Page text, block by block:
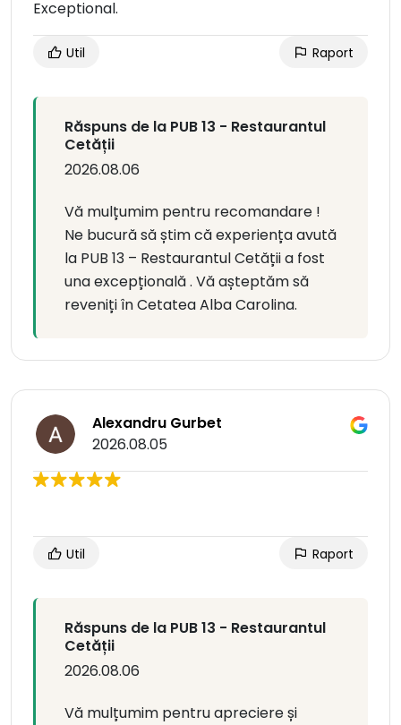
Exceptional.
Util Raport
Răspuns de la PUB 13 - Restaurantul
Cetății
2026.08.06
Vă mulțumim pentru recomandare !
Ne bucură să știm că experiența avută
la PUB 13 – Restaurantul Cetății a fost
una excepțională . Vă așteptăm să
reveniți în Cetatea Alba Carolina.
Alexandru Gurbet
2026.08.05
Util Raport
Răspuns de la PUB 13 - Restaurantul
Cetății
2026.08.06
Vă mulțumim pentru apreciere și